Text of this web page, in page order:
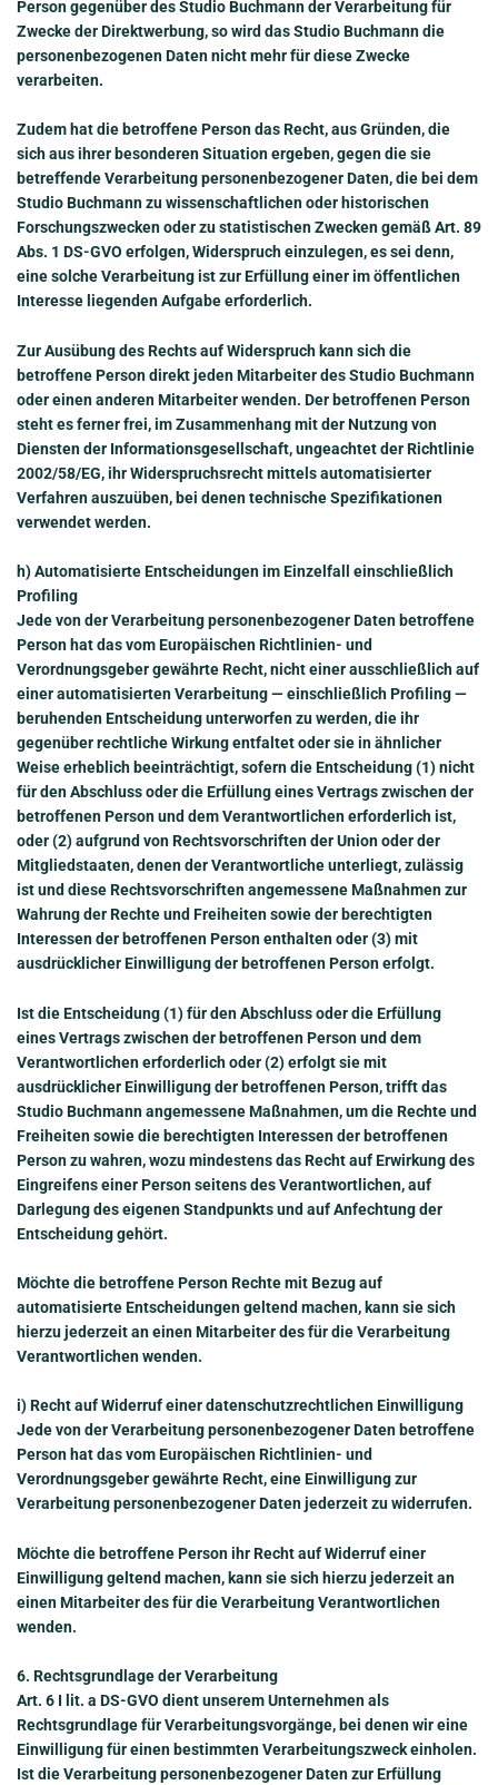
Person gegenüber des Studio Buchmann der Verarbeitung für
Zwecke der Direktwerbung, so wird das Studio Buchmann die
personenbezogenen Daten nicht mehr für diese Zwecke
verarbeiten.
Zudem hat die betroffene Person das Recht, aus Gründen, die
sich aus ihrer besonderen Situation ergeben, gegen die sie
betreffende Verarbeitung personenbezogener Daten, die bei dem
Studio Buchmann zu wissenschaftlichen oder historischen
Forschungszwecken oder zu statistischen Zwecken gemäß Art. 89
Abs. 1 DS-GVO erfolgen, Widerspruch einzulegen, es sei denn,
eine solche Verarbeitung ist zur Erfüllung einer im öffentlichen
Interesse liegenden Aufgabe erforderlich.
Zur Ausübung des Rechts auf Widerspruch kann sich die
betroffene Person direkt jeden Mitarbeiter des Studio Buchmann
oder einen anderen Mitarbeiter wenden. Der betroffenen Person
steht es ferner frei, im Zusammenhang mit der Nutzung von
Diensten der Informationsgesellschaft, ungeachtet der Richtlinie
2002/58/EG, ihr Widerspruchsrecht mittels automatisierter
Verfahren auszuüben, bei denen technische Spezifikationen
verwendet werden.
h) Automatisierte Entscheidungen im Einzelfall einschließlich
Profiling
Jede von der Verarbeitung personenbezogener Daten betroffene
Person hat das vom Europäischen Richtlinien- und
Verordnungsgeber gewährte Recht, nicht einer ausschließlich auf
einer automatisierten Verarbeitung — einschließlich Profiling —
beruhenden Entscheidung unterworfen zu werden, die ihr
gegenüber rechtliche Wirkung entfaltet oder sie in ähnlicher
Weise erheblich beeinträchtigt, sofern die Entscheidung (1) nicht
für den Abschluss oder die Erfüllung eines Vertrags zwischen der
betroffenen Person und dem Verantwortlichen erforderlich ist,
oder (2) aufgrund von Rechtsvorschriften der Union oder der
Mitgliedstaaten, denen der Verantwortliche unterliegt, zulässig
ist und diese Rechtsvorschriften angemessene Maßnahmen zur
Wahrung der Rechte und Freiheiten sowie der berechtigten
Interessen der betroffenen Person enthalten oder (3) mit
ausdrücklicher Einwilligung der betroffenen Person erfolgt.
Ist die Entscheidung (1) für den Abschluss oder die Erfüllung
eines Vertrags zwischen der betroffenen Person und dem
Verantwortlichen erforderlich oder (2) erfolgt sie mit
ausdrücklicher Einwilligung der betroffenen Person, trifft das
Studio Buchmann angemessene Maßnahmen, um die Rechte und
Freiheiten sowie die berechtigten Interessen der betroffenen
Person zu wahren, wozu mindestens das Recht auf Erwirkung des
Eingreifens einer Person seitens des Verantwortlichen, auf
Darlegung des eigenen Standpunkts und auf Anfechtung der
Entscheidung gehört.
Möchte die betroffene Person Rechte mit Bezug auf
automatisierte Entscheidungen geltend machen, kann sie sich
hierzu jederzeit an einen Mitarbeiter des für die Verarbeitung
Verantwortlichen wenden.
i) Recht auf Widerruf einer datenschutzrechtlichen Einwilligung
Jede von der Verarbeitung personenbezogener Daten betroffene
Person hat das vom Europäischen Richtlinien- und
Verordnungsgeber gewährte Recht, eine Einwilligung zur
Verarbeitung personenbezogener Daten jederzeit zu widerrufen.
Möchte die betroffene Person ihr Recht auf Widerruf einer
Einwilligung geltend machen, kann sie sich hierzu jederzeit an
einen Mitarbeiter des für die Verarbeitung Verantwortlichen
wenden.
6. Rechtsgrundlage der Verarbeitung
Art. 6 I lit. a DS-GVO dient unserem Unternehmen als
Rechtsgrundlage für Verarbeitungsvorgänge, bei denen wir eine
Einwilligung für einen bestimmten Verarbeitungszweck einholen.
Ist die Verarbeitung personenbezogener Daten zur Erfüllung